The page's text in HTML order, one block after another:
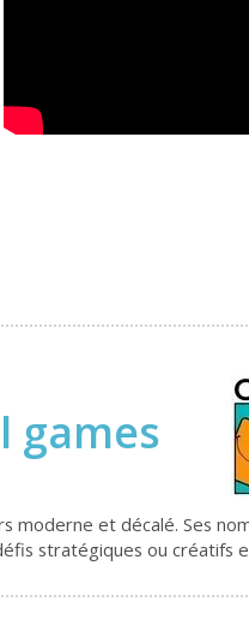
games
moderne et décalé. Ses
stratégiques ou créatifs